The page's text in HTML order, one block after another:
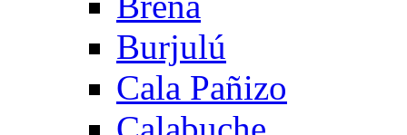
Burjulú
Cala Pañizo